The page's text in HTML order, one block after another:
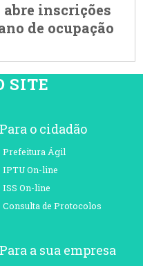
inscrições
de ocupação
SITE
Para o cidadão
Prefeitura Ágil
IPTU On-line
ISS On-line
Consulta de Protocolos
Para a sua empresa